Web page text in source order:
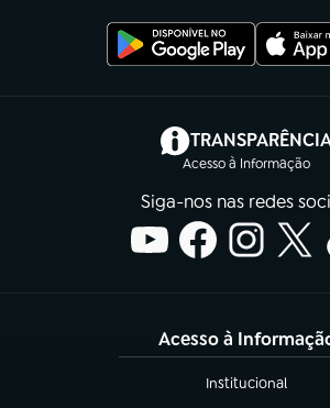
Acesso à Informação
(abre em
Siga-nos nas redes
Acesso à
Institucional
(abre em nova aba)